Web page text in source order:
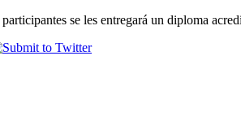
se les entregará un diploma